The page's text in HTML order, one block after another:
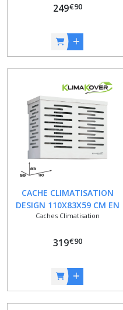
249€90
CACHE CLIMATISATION
DESIGN 110X83X59 CM EN
ALUMINIUM DE COULEUR
Caches Climatisation
319€90